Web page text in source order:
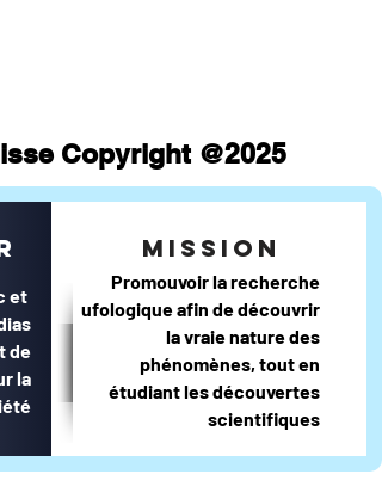
Copyright @2025
et
de
la
mission
Promouvoir la recherche
ufologique afin de découvrir
la vraie nature des
phénomènes, tout en
étudiant les découvertes
scientifiques